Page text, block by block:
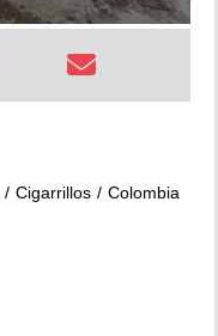
Cigarrillos Colombia